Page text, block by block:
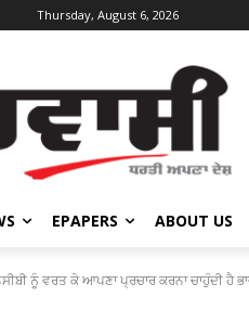
Thursday, August 6, 2026
EPAPERS ABOUT US
ਨੂੰ ਵਰਤ ਕੇ ਆਪਣਾ ਪ੍ਰਚਾਰ ਕਰਨਾ ਚਾਹੁੰਦੀ ਹੈ